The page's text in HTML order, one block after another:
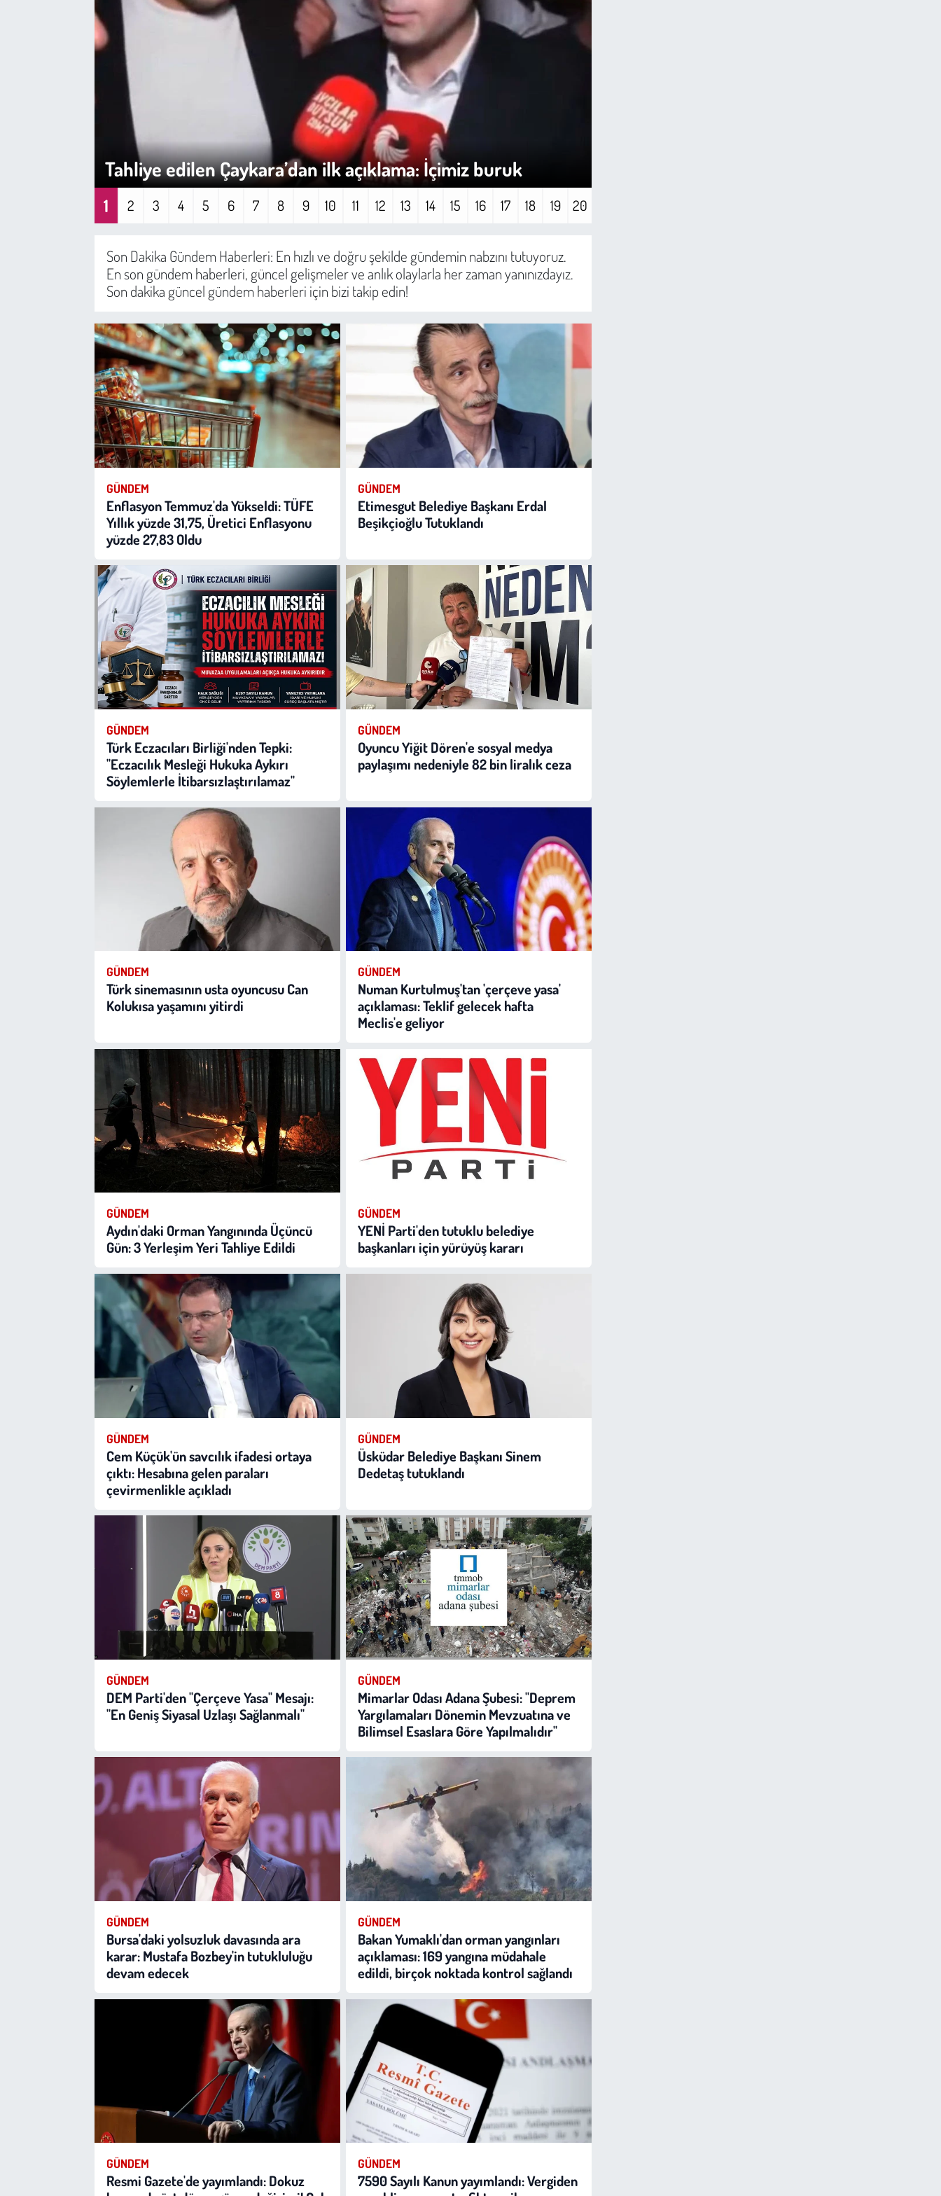
Tahliye edilen Çaykara’dan ilk açıklama: İçimiz buruk
1 2 3 4 5 6 7 8 9 10 11 12 13 14 15 16 17 18 19 20
Son Dakika Gündem Haberleri: En hızlı ve doğru şekilde gündemin nabzını tutuyoruz.
En son gündem haberleri, güncel gelişmeler ve anlık olaylarla her zaman yanınızdayız.
Son dakika güncel gündem haberleri için bizi takip edin!
GÜNDEM
Enflasyon Temmuz'da Yükseldi: TÜFE
Yıllık yüzde 31,75, Üretici Enflasyonu
yüzde 27,83 Oldu
GÜNDEM
Etimesgut Belediye Başkanı Erdal
Beşikçioğlu Tutuklandı
GÜNDEM
Türk Eczacıları Birliği'nden Tepki:
"Eczacılık Mesleği Hukuka Aykırı
Söylemlerle İtibarsızlaştırılamaz"
GÜNDEM
Oyuncu Yiğit Dören'e sosyal medya
paylaşımı nedeniyle 82 bin liralık ceza
GÜNDEM
Türk sinemasının usta oyuncusu Can
Kolukısa yaşamını yitirdi
GÜNDEM
Numan Kurtulmuş'tan 'çerçeve yasa'
açıklaması: Teklif gelecek hafta
Meclis'e geliyor
GÜNDEM
Aydın'daki Orman Yangınında Üçüncü
Gün: 3 Yerleşim Yeri Tahliye Edildi
GÜNDEM
YENİ Parti'den tutuklu belediye
başkanları için yürüyüş kararı
GÜNDEM
Cem Küçük'ün savcılık ifadesi ortaya
çıktı: Hesabına gelen paraları
çevirmenlikle açıkladı
GÜNDEM
Üsküdar Belediye Başkanı Sinem
Dedetaş tutuklandı
GÜNDEM
DEM Parti'den "Çerçeve Yasa" Mesajı:
"En Geniş Siyasal Uzlaşı Sağlanmalı"
GÜNDEM
Mimarlar Odası Adana Şubesi: "Deprem
Yargılamaları Dönemin Mevzuatına ve
Bilimsel Esaslara Göre Yapılmalıdır"
GÜNDEM
Bursa'daki yolsuzluk davasında ara
karar: Mustafa Bozbey'in tutukluluğu
devam edecek
GÜNDEM
Bakan Yumaklı'dan orman yangınları
açıklaması: 169 yangına müdahale
edildi, birçok noktada kontrol sağlandı
GÜNDEM
Resmi Gazete'de yayımlandı: Dokuz
GÜNDEM
7590 Sayılı Kanun yayımlandı: Vergiden
Günün İçinden
Vefat İlanları